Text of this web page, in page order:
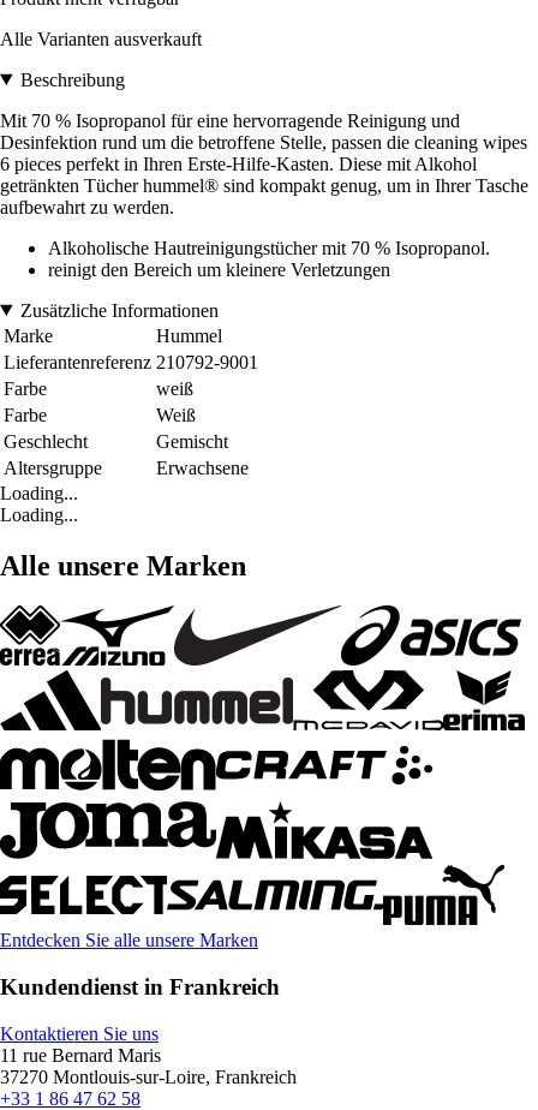
Alle Varianten ausverkauft
Beschreibung
Mit 70 % Isopropanol für eine hervorragende Reinigung und
Desinfektion rund um die betroffene Stelle, passen die cleaning wipes
6 pieces perfekt in Ihren Erste-Hilfe-Kasten. Diese mit Alkohol
getränkten Tücher hummel® sind kompakt genug, um in Ihrer Tasche
aufbewahrt zu werden.
Alkoholische Hautreinigungstücher mit 70 % Isopropanol.
reinigt den Bereich um kleinere Verletzungen
Zusätzliche Informationen
Marke
Hummel
Lieferantenreferenz 210792-9001
Farbe
weiß
Farbe
Weiß
Geschlecht
Gemischt
Altersgruppe
Erwachsene
Loading...
Loading...
Alle unsere Marken
Entdecken Sie alle unsere Marken
Kundendienst in Frankreich
Kontaktieren Sie uns
11 rue Bernard Maris
37270 Montlouis-sur-Loire, Frankreich
+33 1 86 47 62 58